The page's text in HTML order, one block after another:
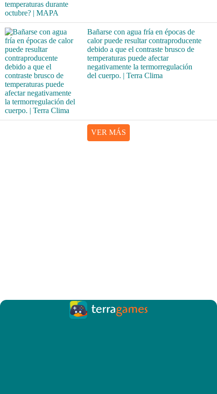
Bañarse con agua fría en épocas de
calor puede resultar contraproducente
debido a que el contraste brusco de
temperaturas puede afectar
negativamente la termorregulación
del cuerpo. | Terra Clima
VER MÁS